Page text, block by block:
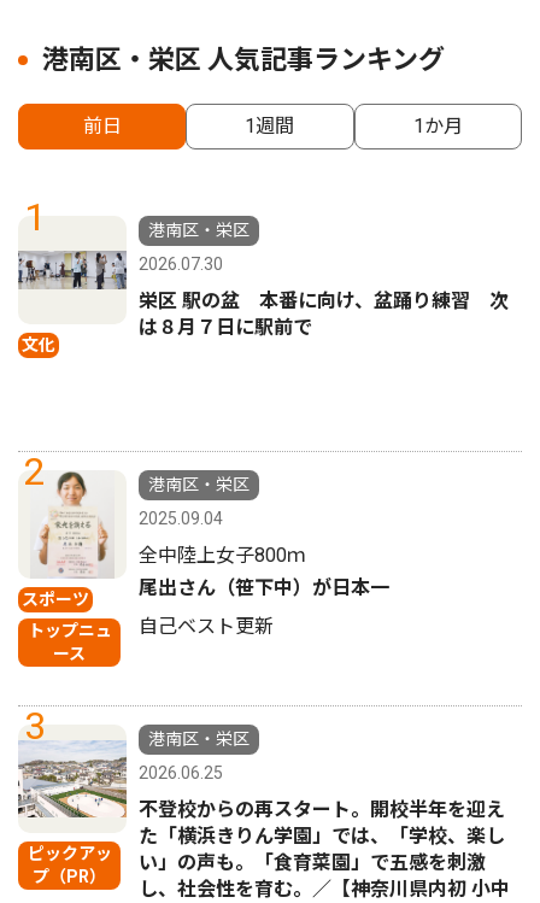
港南区・栄区 人気記事ランキング
前日 1週間 1か月
1
文化
港南区・栄区
2026.07.30
栄区 駅の盆 本番に向け、盆踊り練習 次
は８月７日に駅前で
2
スポーツ
トップニュ
ース
港南区・栄区
2025.09.04
全中陸上女子800ｍ
尾出さん（笹下中）が日本一
自己ベスト更新
3
ピックアッ
プ（PR）
港南区・栄区
2026.06.25
不登校からの再スタート。開校半年を迎え
た「横浜きりん学園」では、「学校、楽し
い」の声も。「食育菜園」で五感を刺激
し、社会性を育む。／【神奈川県内初 小中